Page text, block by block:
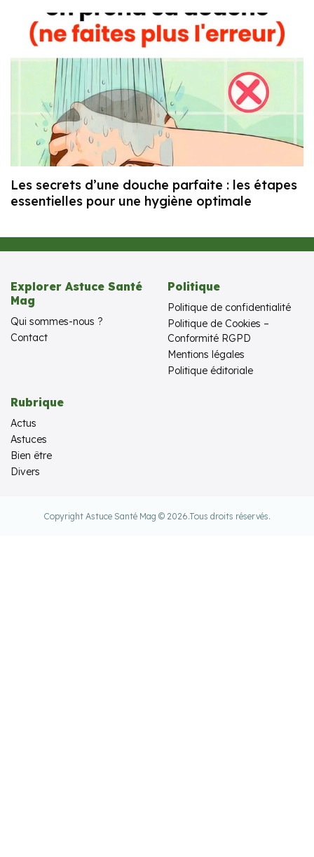
Les secrets d’une douche parfaite : les étapes
essentielles pour une hygiène optimale
Explorer Astuce Santé
Mag
Qui sommes-nous ?
Contact
Politique
Politique de confidentialité
Politique de Cookies –
Conformité RGPD
Mentions légales
Politique éditoriale
Rubrique
Actus
Astuces
Bien être
Divers
Copyright Astuce Santé Mag © 2026.Tous droits réservés.